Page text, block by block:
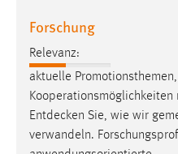
Forschung
Relevanz:
aktuelle
Kooperationsmöglichkeiten
Entdecken Sie, wie wir
verwandeln.
Statistik Cookies
unsere Besucher unsere
Matomo
Name:
_pk_ref, _pk_cvar, _pk_id,